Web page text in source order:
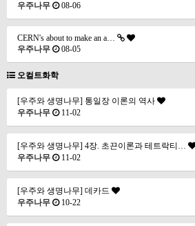
우주나무
08-06
CERN's about to make an a…
우주나무
08-05
오컬트화학
[우주와 생명나무] 통일장 이론의 역사
우주나무
11-02
[우주와 생명나무] 4장. 초끈이론과 테트락티…
우주나무
11-02
[우주와 생명나무] 데카드
우주나무
10-22